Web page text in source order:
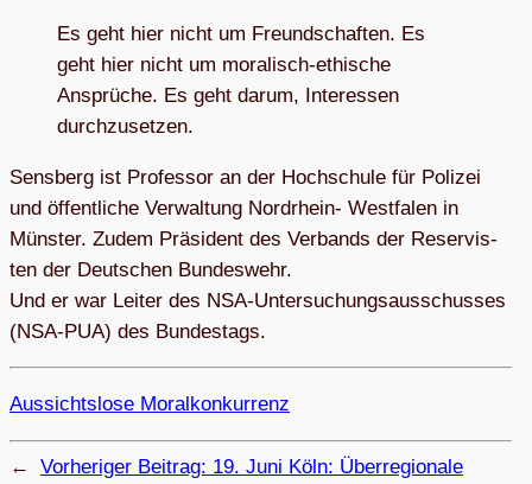
Es geht hier nicht um Freund­schaf­ten. Es
geht hier nicht um mora­lisch-ethi­sche
Ansprü­che. Es geht darum, Inter­es­sen
durchzusetzen.
Sen­s­berg ist Pro­fes­sor an der Hoch­schule für Poli­zei
und öffent­li­che Ver­wal­tung Nord­rhein- West­fa­len in
Müns­ter. Zudem Prä­si­dent des Ver­bands der Reser­vis­
ten der Deut­schen Bun­des­wehr.
Und er war Lei­ter des NSA-Unter­su­chungs­aus­schus­ses
(NSA-PUA) des Bundestags.
Aus­sichts­lose Moralkonkurrenz
← Vorheriger Beitrag: 19. Juni Köln: Über­re­gio­nale